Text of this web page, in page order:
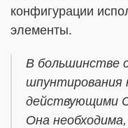
конфигурации
элементы.
В большинстве
шпунтирования
действующими
Она